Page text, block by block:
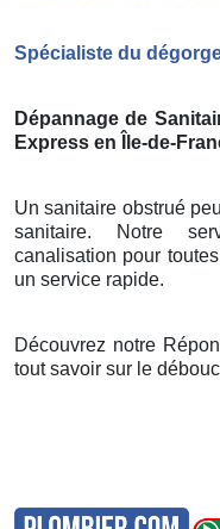
Spécialiste du
Dépannage de
Express en Île-de-
Un sanitaire obstrué
sanitaire. Notre
canalisation pour
un service rapide.
Découvrez notre
tout savoir sur le